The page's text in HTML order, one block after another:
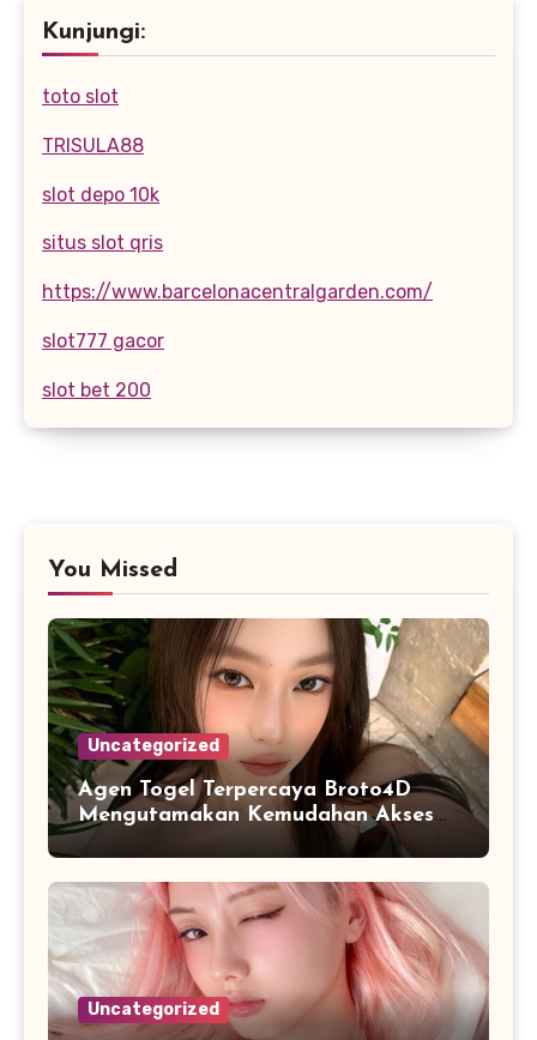
Kunjungi:
toto slot
TRISULA88
slot depo 10k
situs slot qris
https://www.barcelonacentralgarden.com/
slot777 gacor
slot bet 200
You Missed
Uncategorized
Agen Togel Terpercaya Broto4D
Mengutamakan Kemudahan Akses
dan Penyajian Data
Uncategorized